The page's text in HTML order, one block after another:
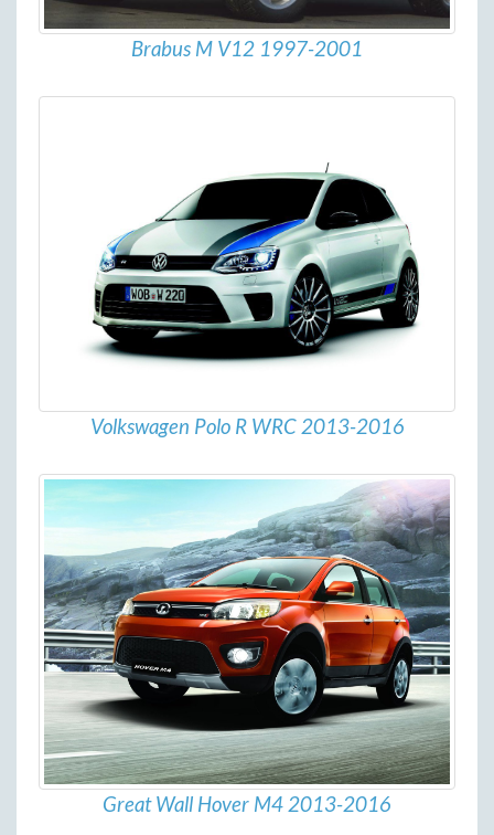
Brabus M V12 1997-2001
Volkswagen Polo R WRC 2013-2016
Great Wall Hover M4 2013-2016